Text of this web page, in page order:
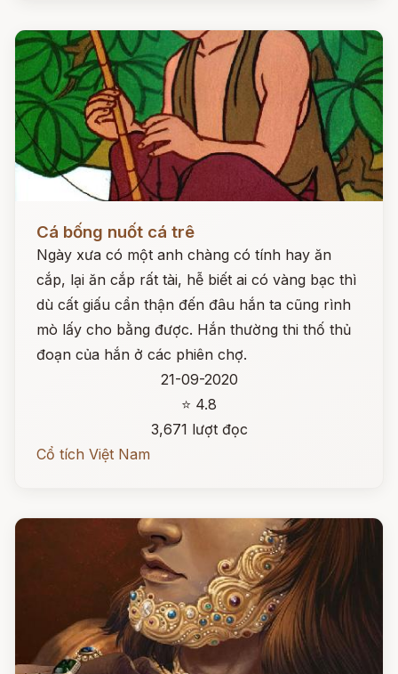
Đọc ngay
Cá bống nuốt cá trê
Ngày xưa có một anh chàng có tính hay ăn
cắp, lại ăn cắp rất tài, hễ biết ai có vàng bạc thì
dù cất giấu cẩn thận đến đâu hắn ta cũng rình
mò lấy cho bằng được. Hắn thường thi thố thủ
đoạn của hắn ở các phiên chợ.
21-09-2020
⭐ 4.8
3,671 lượt đọc
Cổ tích Việt Nam